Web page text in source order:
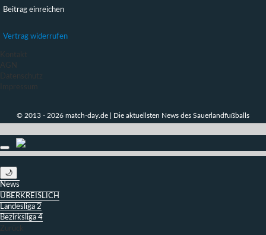
Beitrag einreichen
Vertrag widerrufen
Kontakt
AGN
Datenschutz
Impressum
© 2013 - 2026 match-day.de | Die aktuellsten News des Sauerlandfußballs
🌙
News
ÜBERKREISLICH
Landesliga 2
Bezirksliga 4
Zurück